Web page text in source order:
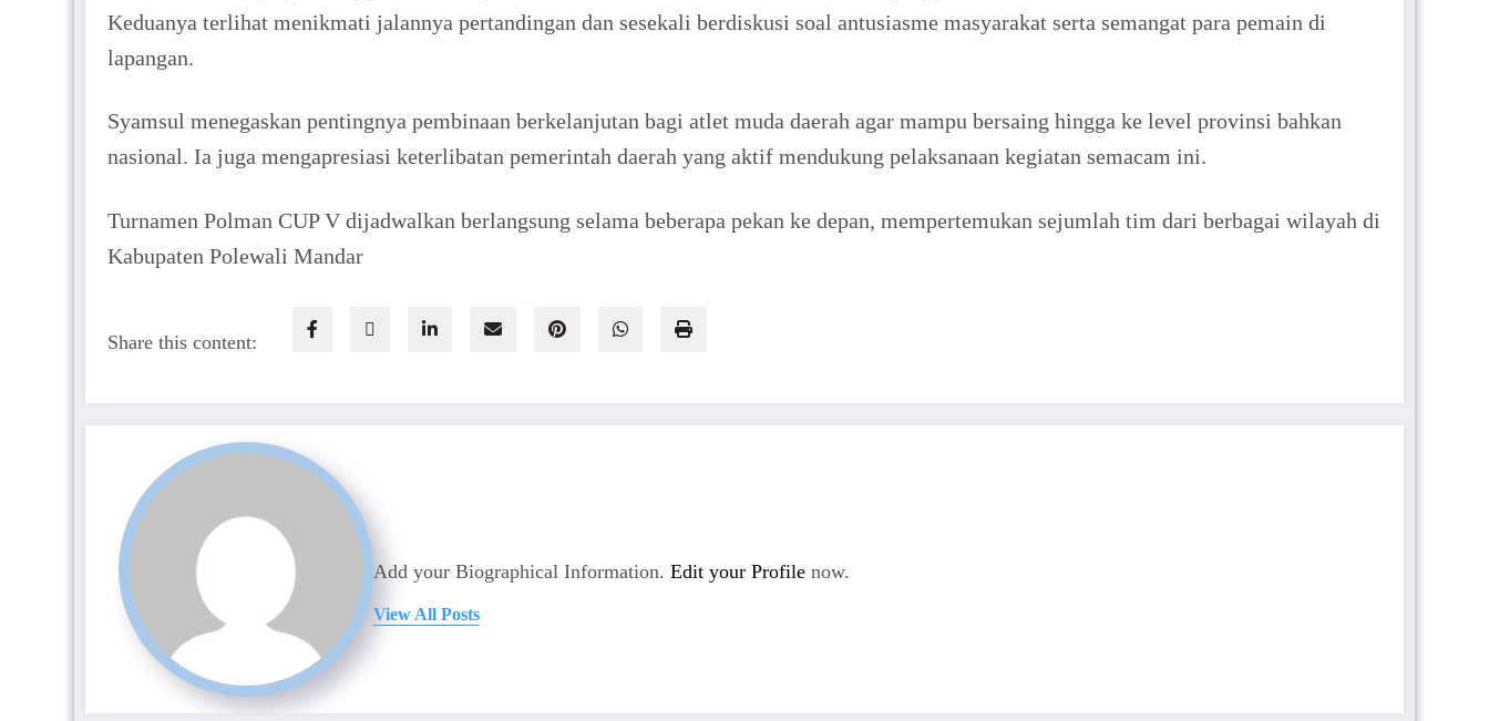
Keduanya terlihat menikmati jalannya pertandingan dan sesekali berdiskusi soal antusiasme masyarakat serta semangat para pemain di
lapangan.
Syamsul menegaskan pentingnya pembinaan berkelanjutan bagi atlet muda daerah agar mampu bersaing hingga ke level provinsi bahkan
nasional. Ia juga mengapresiasi keterlibatan pemerintah daerah yang aktif mendukung pelaksanaan kegiatan semacam ini.
Turnamen Polman CUP V dijadwalkan berlangsung selama beberapa pekan ke depan, mempertemukan sejumlah tim dari berbagai wilayah di
Kabupaten Polewali Mandar
Share this content:
Add your Biographical Information. Edit your Profile now.
View All Posts